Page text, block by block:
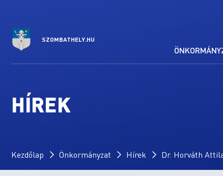
SZOMBATHELY.HU
HÍREK
Kezdőlap Önkormányzat Hírek Dr. Horváth